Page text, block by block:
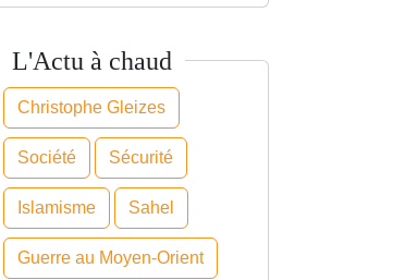
L'Actu à chaud
Christophe Gleizes
Société Sécurité
Islamisme Sahel
Guerre au Moyen-Orient